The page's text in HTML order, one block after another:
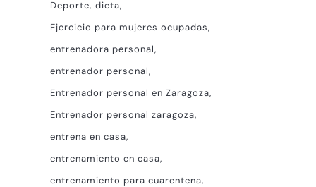
Deporte dieta
Ejercicio para mujeres ocupadas
entrenadora personal
entrenador personal
Entrenador personal en Zaragoza
Entrenador personal zaragoza
entrena en casa
entrenamiento en casa
entrenamiento para cuarentena